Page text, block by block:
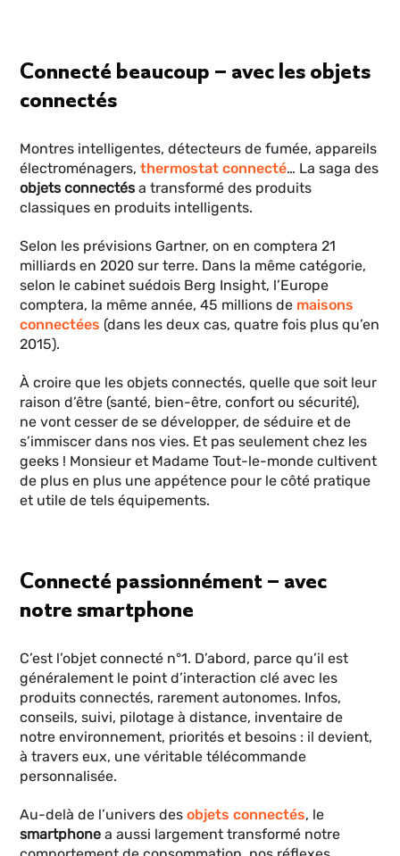
Connecté beaucoup – avec les objets
connectés
Montres intelligentes, détecteurs de fumée, appareils
électroménagers,thermostat connecté… La saga des
objets connectés a transformé des produits
classiques en produits intelligents.
Selon les prévisions Gartner, on en comptera 21
milliards en 2020 sur terre. Dans la même catégorie,
selon le cabinet suédois Berg Insight, l’Europe
comptera, la même année, 45 millions de maisons
connectées (dans les deux cas, quatre fois plus qu’en
2015).
À croire que les objets connectés, quelle que soit leur
raison d’être (santé, bien-être, confort ou sécurité),
ne vont cesser de se développer, de séduire et de
s’immiscer dans nos vies. Et pas seulement chez les
geeks ! Monsieur et Madame Tout-le-monde cultivent
de plus en plus une appétence pour le côté pratique
et utile de tels équipements.
Connecté passionnément – avec
notre smartphone
C’est l’objet connecté n°1. D’abord, parce qu’il est
généralement le point d’interaction clé avec les
produits connectés, rarement autonomes. Infos,
conseils, suivi, pilotage à distance, inventaire de
notre environnement, priorités et besoins : il devient,
à travers eux, une véritable télécommande
personnalisée.
Au-delà de l’univers desobjets connectés, le
smartphone a aussi largement transformé notre